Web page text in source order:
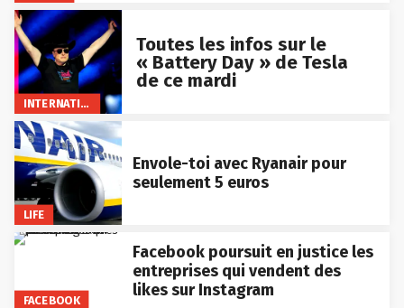
INTERNATIONAL
Toutes les infos sur le
« Battery Day » de Tesla
de ce mardi
LIFE
Envole-toi avec Ryanair pour
seulement 5 euros
FACEBOOK
Facebook poursuit en justice les
entreprises qui vendent des
likes sur Instagram